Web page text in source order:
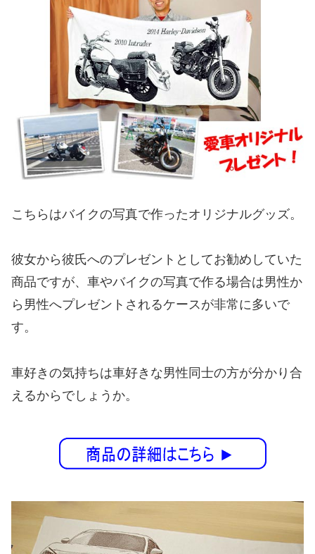
こちらはバイクの写真で作ったオリジナルグッズ。
彼女から彼氏へのプレゼントとしてお勧めしていた
商品ですが、車やバイクの写真で作る場合は男性か
ら男性へプレゼントされるケースが非常に多いで
す。
車好きの気持ちは車好きな男性同士の方が分かり合
えるからでしょうか。